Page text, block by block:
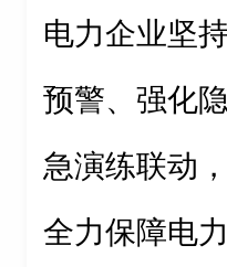
电力企业坚
预警、强化
急演练联动
全力保障电